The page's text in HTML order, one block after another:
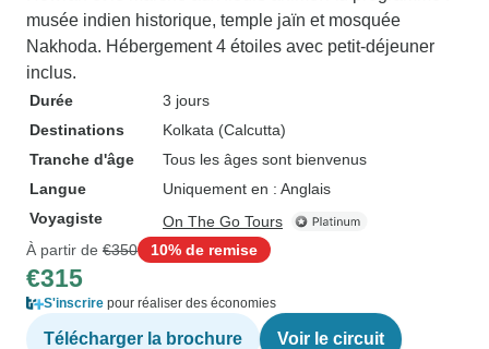
musée indien historique, temple jaïn et mosquée
Nakhoda. Hébergement 4 étoiles avec petit-déjeuner
inclus.
Durée
3 jours
Destinations
Kolkata (Calcutta)
Tranche d'âge
Tous les âges sont bienvenus
Langue
Uniquement en : Anglais
Voyagiste
On The Go Tours
À partir de €350 10% de remise
€315
S'inscrire pour réaliser des économies
Télécharger la brochure Voir le circuit